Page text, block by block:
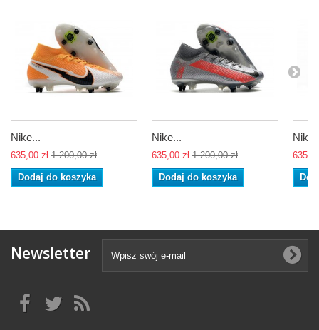
Nike...
635,00 zł 1 200,00 zł
Dodaj do koszyka
Nike...
635,00 zł 1 200,00 zł
Dodaj do koszyka
Newsletter